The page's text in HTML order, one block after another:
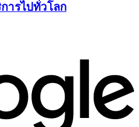
ารไปทั่วโลก